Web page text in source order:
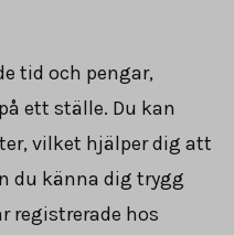
tid och pengar,
ett ställe. Du kan
vilket hjälper dig att
du känna dig trygg
registrerade hos